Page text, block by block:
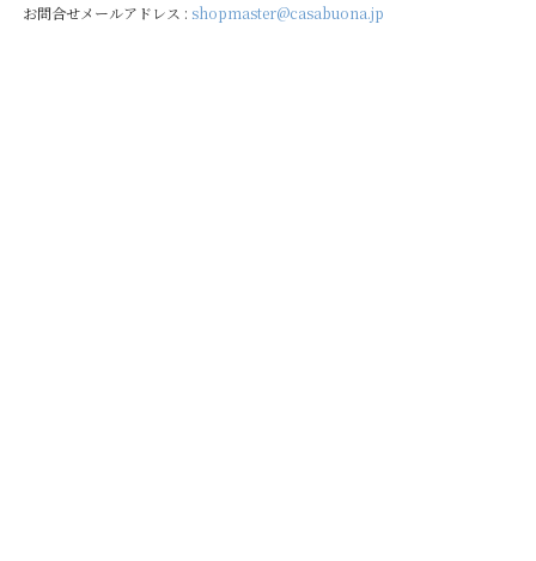
お問合せメールアドレス : shopmaster@casabuona.jp